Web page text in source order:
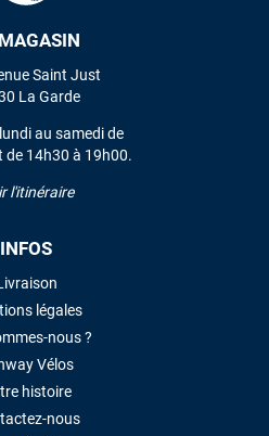
Saint Just
La Garde
au samedi de
de 14h30 à 19h00.
l'itinéraire
INFOS
légales
nous ?
Vélos
histoire
nous
UN AVIS